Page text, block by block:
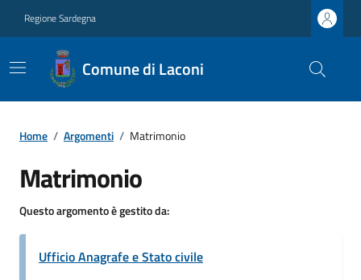
Regione Sardegna
Comune di Laconi
Home / Argomenti / Matrimonio
Matrimonio
Questo argomento è gestito da:
Ufficio Anagrafe e Stato civile